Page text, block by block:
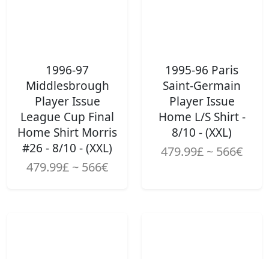
1996-97
Middlesbrough
Player Issue
League Cup Final
Home Shirt Morris
#26 - 8/10 - (XXL)
479.99£ ~ 566€
1995-96 Paris
Saint-Germain
Player Issue
Home L/S Shirt -
8/10 - (XXL)
479.99£ ~ 566€